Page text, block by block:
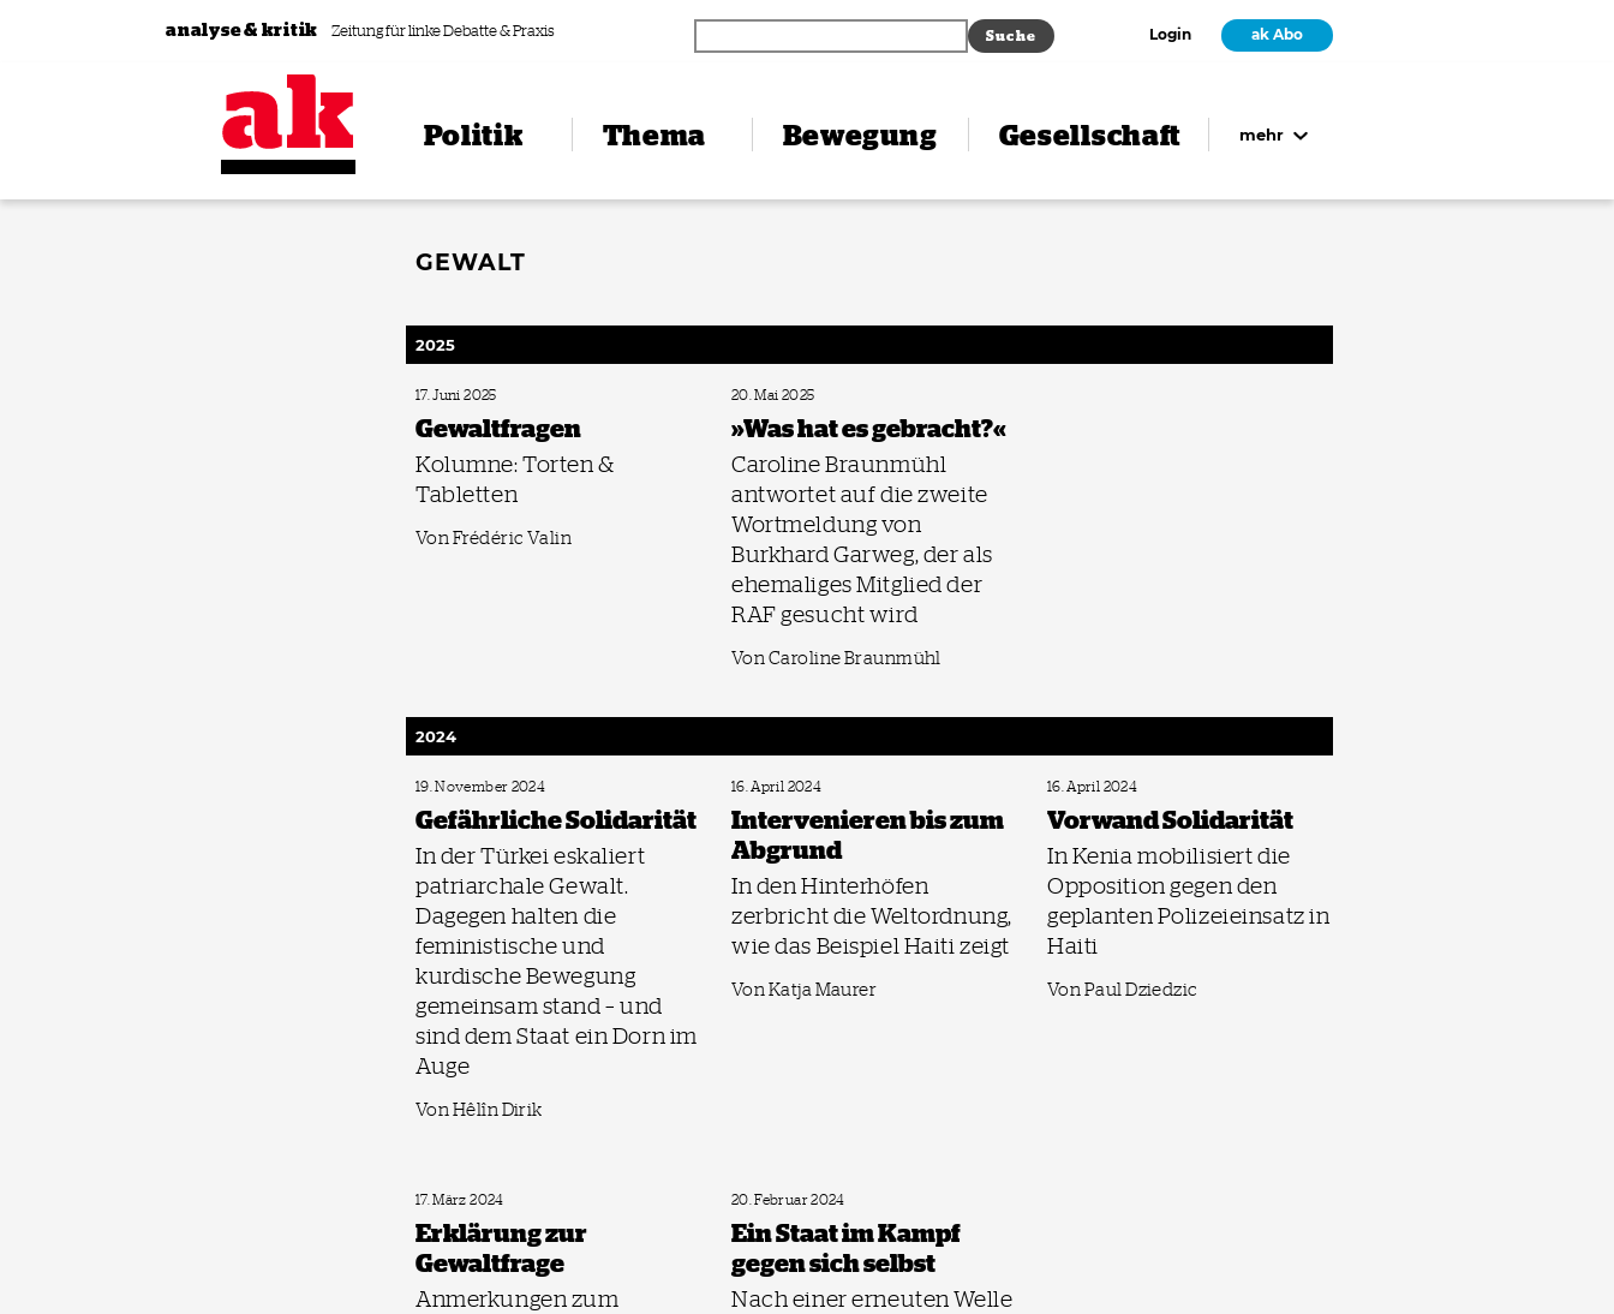
Zum Inhalt springen
analyse & kritik Zeitung für linke Debatte & Praxis Login ak Abo
Politik Thema Bewegung Gesellschaft mehr
GEWALT
2025
17. Juni 2025
Gewaltfragen
Kolumne: Torten &
Tabletten
Von Frédéric Valin
20. Mai 2025
»Was hat es gebracht?«
Caroline Braunmühl
antwortet auf die zweite
Wortmeldung von
Burkhard Garweg, der als
ehemaliges Mitglied der
RAF gesucht wird
Von Caroline Braunmühl
2024
19. November 2024
Gefährliche Solidarität
In der Türkei eskaliert
patriarchale Gewalt.
Dagegen halten die
feministische und
kurdische Bewegung
gemeinsam stand – und
sind dem Staat ein Dorn im
Auge
Von Hêlîn Dirik
16. April 2024
Intervenieren bis zum
Abgrund
In den Hinterhöfen
zerbricht die Weltordnung,
wie das Beispiel Haiti zeigt
Von Katja Maurer
16. April 2024
Vorwand Solidarität
In Kenia mobilisiert die
Opposition gegen den
geplanten Polizeieinsatz in
Haiti
Von Paul Dziedzic
17. März 2024
Erklärung zur
Gewaltfrage
Anmerkungen zum
20. Februar 2024
Ein Staat im Kampf
gegen sich selbst
Nach einer erneuten Welle